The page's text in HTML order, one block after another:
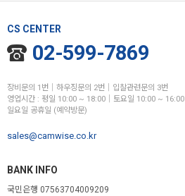
CS CENTER
02-599-7869
장비문의 1번│하우징문의 2번│입찰관련문의 3번
영업시간 : 평일 10:00 ~ 18:00│토요일 10:00 ~ 16:00
일요일 공휴일 (예약방문)
sales@camwise.co.kr
BANK INFO
국민은행 07563704009209